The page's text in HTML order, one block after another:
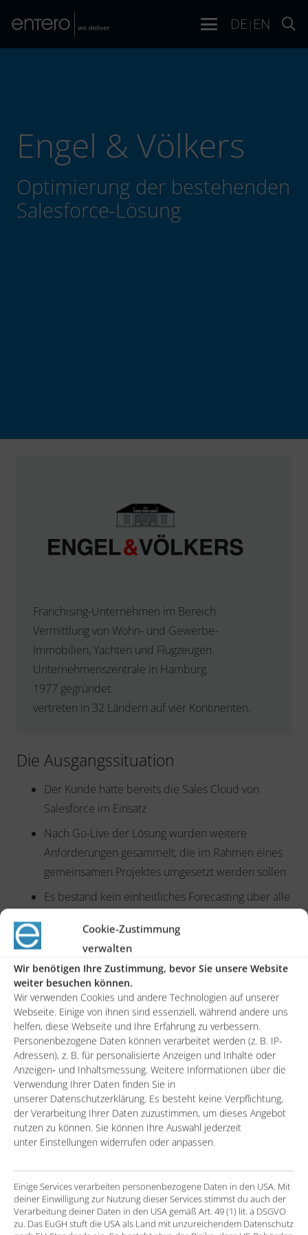
Cookie-Zustimmung
verwalten
Wir benötigen Ihre Zustimmung, bevor Sie unsere Website
weiter besuchen können.
Wir verwenden Cookies und andere Technologien auf unserer
Webseite. Einige von ihnen sind essenziell, während andere uns
helfen, diese Webseite und Ihre Erfahrung zu verbessern.
Personenbezogene Daten können verarbeitet werden (z. B. IP-
Adressen), z. B. für personalisierte Anzeigen und Inhalte oder
Anzeigen- und Inhaltsmessung. Weitere Informationen über die
Verwendung Ihrer Daten finden Sie in
unserer Datenschutzerklärung. Es besteht keine Verpflichtung,
der Verarbeitung Ihrer Daten zuzustimmen, um dieses Angebot
nutzen zu können. Sie können Ihre Auswahl jederzeit
unter Einstellungen widerrufen oder anpassen.
Einige Services verarbeiten personenbezogene Daten in den USA. Mit
deiner Einwilligung zur Nutzung dieser Services stimmst du auch der
Verarbeitung deiner Daten in den USA gemäß Art. 49 (1) lit. a DSGVO
zu. Das EuGH stuft die USA als Land mit unzureichendem Datenschutz
DE | EN
Engel & Völkers
Optimierung der bestehenden
Salesforce-Lösung
Franchising-Unternehmen im Bereich
Vermittlung von Wohn- und Gewerbe-
Immobilien, Yachten und Flugzeugen.
Unternehmenszentrale in Hamburg.
1977 gegründet.
vertreten in 32 Ländern auf vier Kontinenten.
Die Ausgangssituation
Der Kunde hatte bereits die Sales Cloud von
Salesforce im Einsatz
Nach Go-Live der Lösung wurden weitere
Anforderungen gesammelt, die im Rahmen eines
gemeinsamen Projektes umgesetzt werden sollen
Es bestand kein einheitliches Forecasting über alle
Einige Vertriebsprozesse werden noch nicht
Die Lösung
Einführung einer ergänzenden ebenso auf
Salesforce basierenden Lösung für ein globales
Forecasting über alle 32 Länder und Rollen hinweg
Entwicklung von Freigabeprozessen zur
Unterstützung des Vertriebs und Sicherstellung
der internen Prozesse
der aktuellen Kennzahlen
Der Erfolg